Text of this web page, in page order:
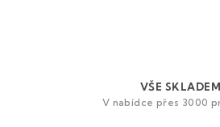
u
VŠE SKLADEM
V nabídce přes 3000